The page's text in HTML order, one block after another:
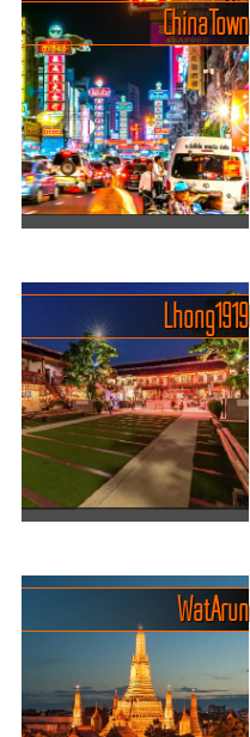
Tauche ein in das wilde
Herz von Bangkok –
Yaowarat, die lebendigste
und leckerste Chinatown
der Welt! Hier riecht es nach
Streetfood, Gewürzen und
China Town
Kulturliebhaber
Lhong 1919 in Bangkok ist
ein echtes Stück
Geschichte mit viel Flair.
Ursprünglich war das
Lhong 1919
Wat Arun